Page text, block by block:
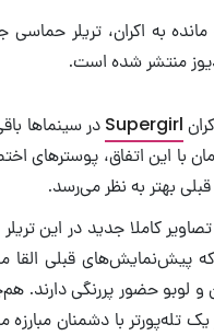
منتشر شده است.
Supergirl در سینماها
با این اتفاق، پوسترهای
قبلی بهتر به نظر می‌رسد.
کاملا جدید در این
لوبو حضور پررنگی دارند.
یک تله‌پورتر با دشمنان